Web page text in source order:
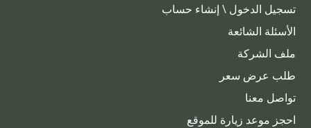
تسجيل الدخول \ إنشاء حساب
الأسئلة الشائعة
ملف الشركة
طلب عرض سعر
تواصل معنا
احجز موعد زيارة للموقع